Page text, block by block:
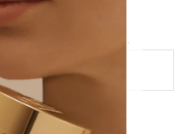
не обнаружено.